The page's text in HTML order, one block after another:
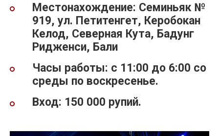
Местонахождение: Семиньяк №
919, ул. Петитенгет, Керобокан
Келод, Северная Кута, Бадунг
Ридженси, Бали
Часы работы: с 11:00 до 6:00 со
среды по воскресенье.
Вход: 150 000 рупий.